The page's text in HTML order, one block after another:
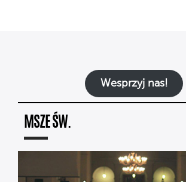
Wesprzyj nas!
MSZE ŚW.